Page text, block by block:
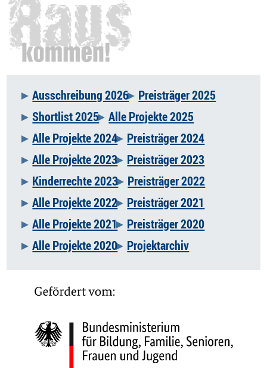
Navigation
überspringen
Ausschreibung 2026
Preisträger 2025
Shortlist 2025 Alle Projekte 2025
Alle Projekte 2024
Preisträger 2024
Alle Projekte 2023
Preisträger 2023
Kinderrechte 2023
Preisträger 2022
Alle Projekte 2022
Preisträger 2021
Alle Projekte 2021
Preisträger 2020
Alle Projekte 2020
Projektarchiv